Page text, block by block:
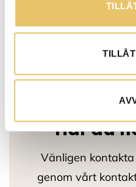
Har du
Vänligen
genom vårt